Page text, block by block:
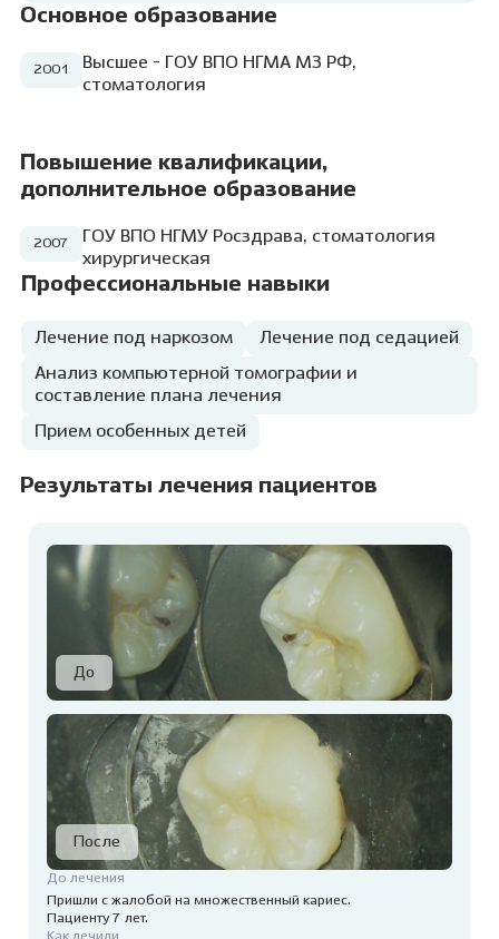
«Спасибо, тетя, что помогли моему зубику
Основное образование
2001
Высшее - ГОУ ВПО НГМА МЗ РФ,
стоматология
Повышение квалификации,
дополнительное образование
2007
ГОУ ВПО НГМУ Росздрава, стоматология
хирургическая
Профессиональные навыки
Лечение под наркозом Лечение под седацией
Анализ компьютерной томографии и
составление плана лечения
Прием особенных детей
Результаты лечения пациентов
До лечения
Пришли с жалобой на множественный кариес.
Пациенту 7 лет.
Как лечили